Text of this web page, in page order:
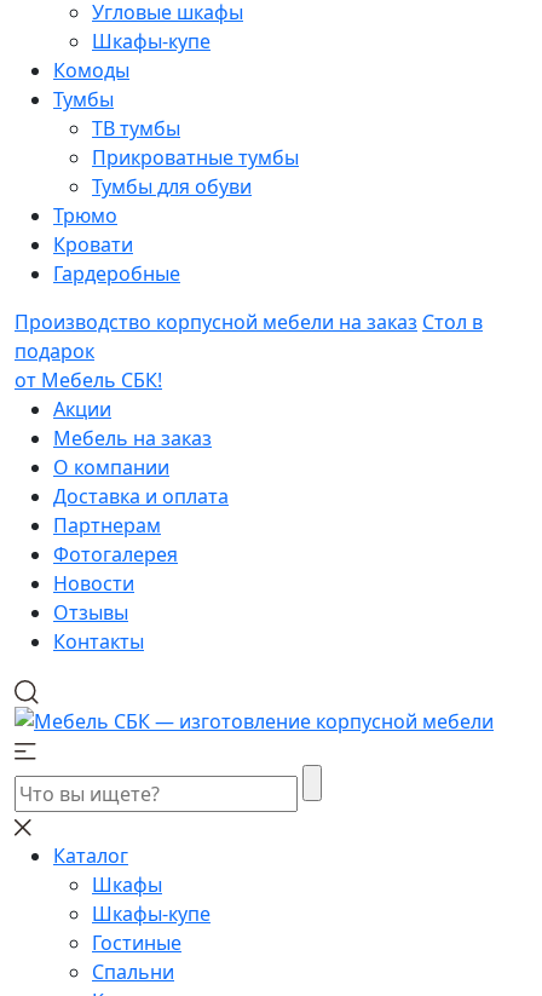
Угловые шкафы
Шкафы-купе
Комоды
Тумбы
ТВ тумбы
Прикроватные тумбы
Тумбы для обуви
Трюмо
Кровати
Гардеробные
Производство корпусной мебели на заказ Стол в
подарок
от Мебель СБК!
Акции
Мебель на заказ
О компании
Доставка и оплата
Партнерам
Фотогалерея
Новости
Отзывы
Контакты
Каталог
Шкафы
Шкафы-купе
Гостиные
Спальни